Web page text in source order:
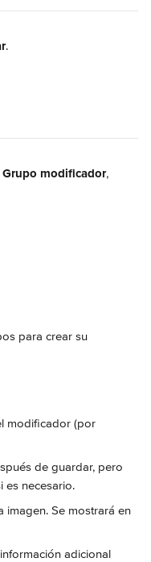
.
Grupo modificador,
para crear su
modificador (por
de guardar, pero
es necesario.
imagen. Se mostrará en
adicional